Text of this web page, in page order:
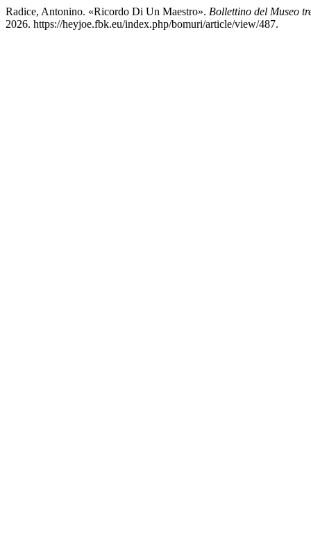
Radice, Antonino. «Ricordo Di Un Maestro». Bollettino del Museo
2026. https://heyjoe.fbk.eu/index.php/bomuri/article/view/487.